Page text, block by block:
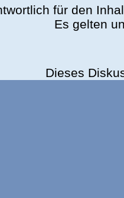
für den
Es gelten
Dieses